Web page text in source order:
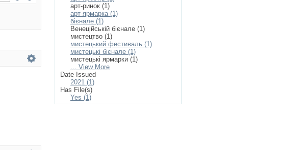
арт-ринок (1)
арт-ярмарка (1)
бієнале (1)
Венеційській бієнале (1)
мистецтво (1)
мистецький фестиваль (1)
мистецькі бієнале (1)
мистецькі ярмарки (1)
... View More
Date Issued
2021 (1)
Has File(s)
Yes (1)